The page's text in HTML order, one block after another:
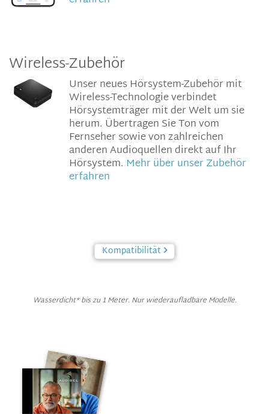
Wireless-Zubehör
Unser neues Hörsystem-Zubehör mit
Wireless-Technologie verbindet
Hörsystemträger mit der Welt um sie
herum. Übertragen Sie Ton vom
Fernseher sowie von zahlreichen
anderen Audioquellen direkt auf Ihr
Hörsystem. Mehr über unser Zubehör
erfahren
Kompatibilität
Wasserdicht* bis zu 1 Meter. Nur wiederaufladbare Modelle.